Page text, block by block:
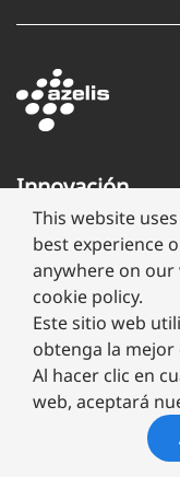
Innovación
través
de
formulación
2026
Aviso de Privacidad
This website
best experience
anywhere on
cookie policy.
Este sitio web
obtenga la
Al hacer clic en
web, aceptará